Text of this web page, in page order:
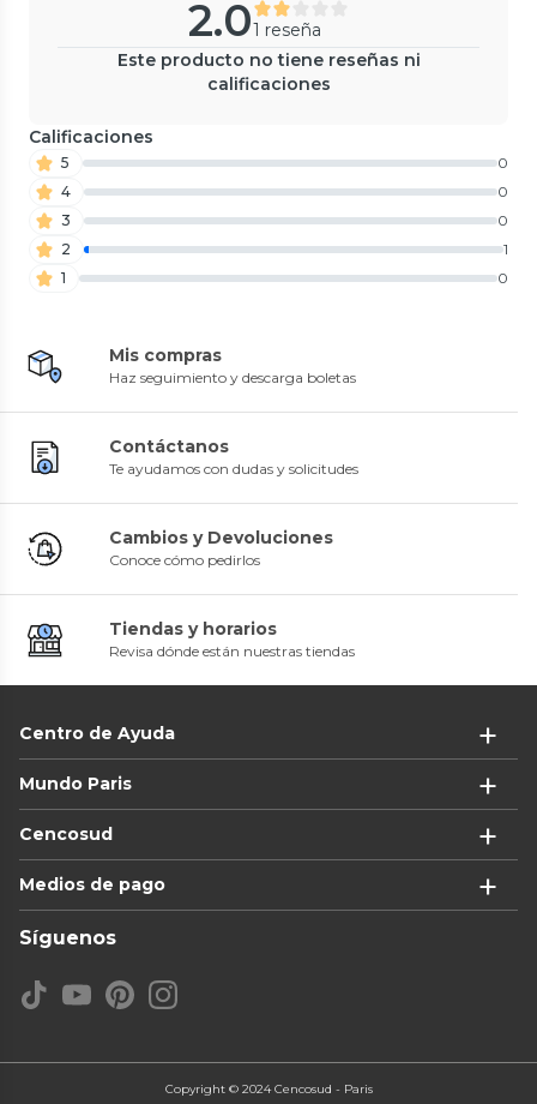
2.01 reseña
Este producto no tiene reseñas ni
calificaciones
Calificaciones
5
0
4
0
3
0
2
1
1
0
Mis compras
Haz seguimiento y descarga boletas
Contáctanos
Te ayudamos con dudas y solicitudes
Cambios y Devoluciones
Conoce cómo pedirlos
Tiendas y horarios
Revisa dónde están nuestras tiendas
Centro de Ayuda
Mundo Paris
Cencosud
Medios de pago
Síguenos
Copyright © 2024 Cencosud - Paris